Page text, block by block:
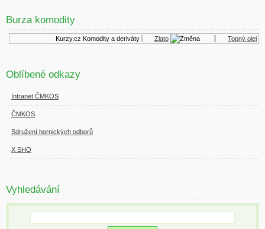
Burza komodity
Kurzy.cz Komodity a deriváty Zlato Topný olej
Oblíbené odkazy
Intranet ČMKOS
ČMKOS
Sdružení hornických odborů
X SHO
Vyhledávání